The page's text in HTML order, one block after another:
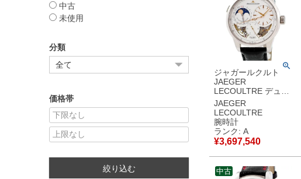
中古
未使用
分類
価格帯
絞り込む
ジャガールクルト
JAEGER
LECOULTRE デュオ
メトル カンティエー
ム ルネール
Q6043420
602.3.24.S K18WG
無垢 デイト メンズ
腕時計手巻き シルバ
ー 【中古】中古美品
JAEGER
LECOULTRE
腕時計
ランク: A
¥3,697,540
中古